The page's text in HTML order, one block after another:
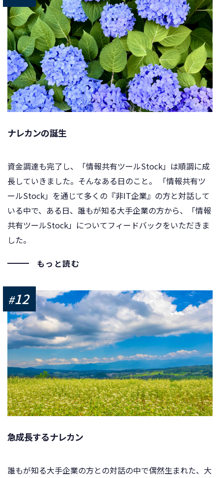
ナレカンの誕生
資金調達も完了し、「情報共有ツールStock」は順調に成
長していきました。そんなある日のこと。 「情報共有ツ
ールStock」を通じて多くの『非IT企業』の方と対話して
いる中で、ある日、誰もが知る大手企業の方から、「情報
共有ツールStock」についてフィードバックをいただきま
した。
もっと読む
#12
急成長するナレカン
誰もが知る大手企業の方との対話の中で偶然生まれた、大